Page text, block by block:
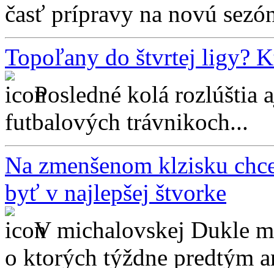
časť prípravy na novú
Topoľany do štvrtej ligy?
Posledné kolá rozlúštia
futbalových trávnikoch...
Na zmenšenom klzisku
byť v najlepšej štvorke
V michalovskej Dukle
o ktorých týždne predtým